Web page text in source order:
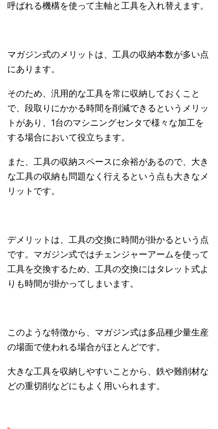
呼ばれる機構を使って主軸と工具を入れ替えます。
マガジン式のメリットは、工具の収納本数が多い点
にあります。
そのため、汎用的な工具を常に収納しておくこと
で、段取りにかかる時間を削減できるというメリッ
トがあり、1台のマシニングセンタで様々な加工を
する場合において役立ちます。
また、工具の収納スペースに余裕があるので、大き
な工具の収納も問題なく行えるという点も大きなメ
リットです。
デメリットは、工具の交換に時間が掛かるという点
です。マガジン式ではチェンジャーアームを使って
工具を交換するため、工具の交換にはタレット式よ
りも時間が掛かってしまいます。
このような特徴から、マガジン式は多品種少量生産
の場面で使われる場合がほとんどです。
大きな工具を収納しやすいことから、鉄や難削材な
どの重切削などにもよく用いられます。